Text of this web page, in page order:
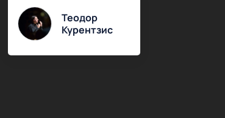
Теодор
Курентзис